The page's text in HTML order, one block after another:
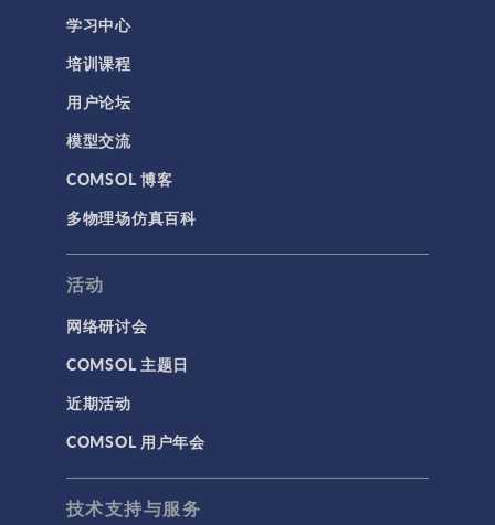
学习中心
培训课程
用户论坛
模型交流
COMSOL 博客
多物理场仿真百科
活动
网络研讨会
COMSOL 主题日
近期活动
COMSOL 用户年会
技术支持与服务